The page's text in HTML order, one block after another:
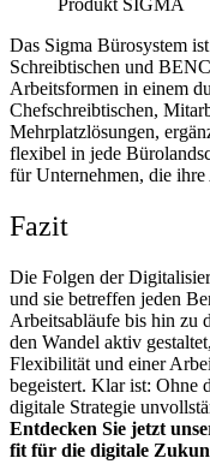
Das Sigma Bürosystem
Schreibtischen und
Arbeitsformen in einem
Chefschreibtischen,
Mehrplatzlösungen,
flexibel in jede
für Unternehmen, die
Fazit
Die Folgen der
und sie betreffen jeden
Arbeitsabläufe bis hin zu
den Wandel aktiv
Flexibilität und einer
begeistert. Klar ist: Ohne
digitale Strategie
Entdecken Sie jetzt
fit für die digitale